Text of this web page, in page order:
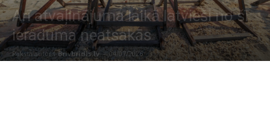
Arī atvaļinājuma laikā latvieši no šī
ieraduma neatsakās
Raksta autors Brivbridis.lv - 04/07/2026